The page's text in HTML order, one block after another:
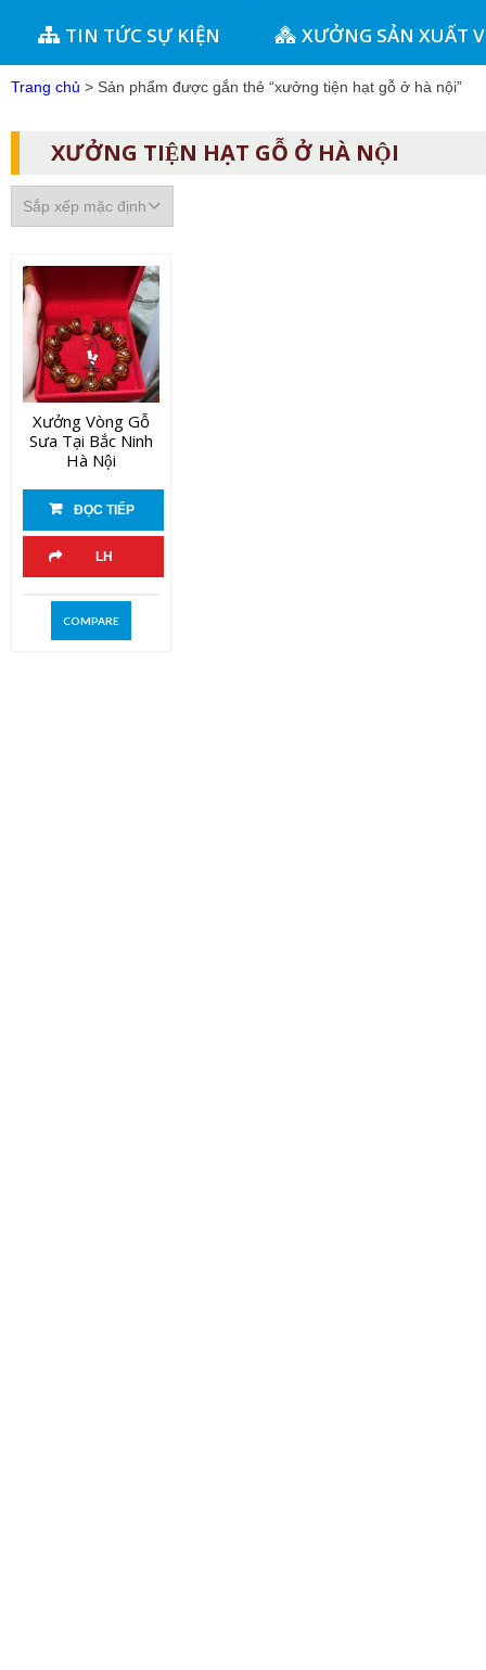
TIN TỨC SỰ KIỆN XƯỞNG SẢN XUẤT
Trang chủ > Sản phẩm được gắn thẻ “xưởng tiện hạt gỗ ở hà nội”
XƯỞNG TIỆN HẠT GỖ Ở HÀ NỘI
Xưởng Vòng Gỗ
Sưa Tại Bắc Ninh
Hà Nội
ĐỌC TIẾP
LH
COMPARE